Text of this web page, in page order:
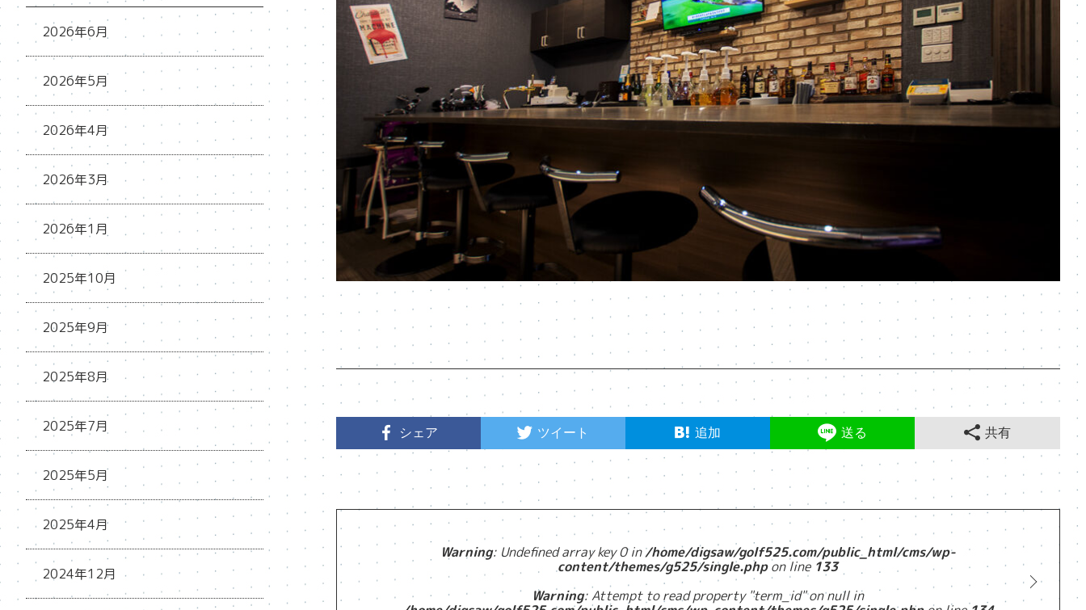
2026年6月
2026年5月
2026年4月
2026年3月
2026年1月
2025年10月
2025年9月
2025年8月
2025年7月
2025年5月
2025年4月
2024年12月
シェア ツイート 追加 送る 共有
Warning: Undefined array key 0 in/home/digsaw/golf525.com/public_html/cms/wp-
content/themes/g525/single.phpon line 133
Warning: Attempt to read property "term_id" on null in